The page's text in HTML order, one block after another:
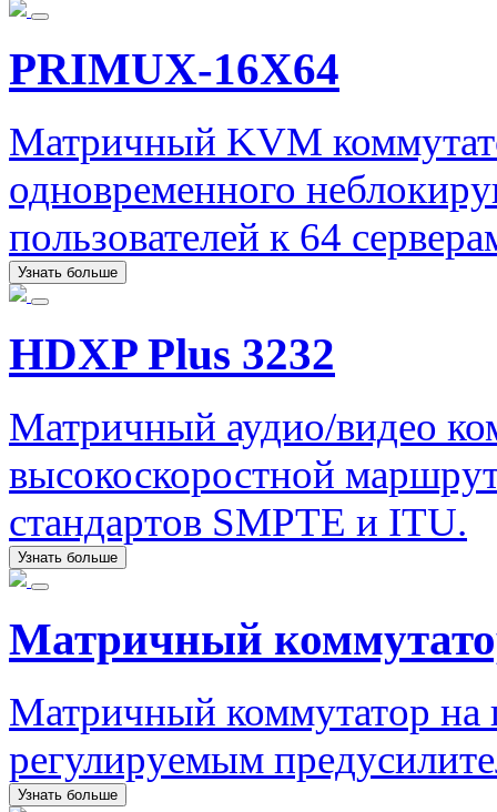
PRIMUX-16X64
Матричный KVM
одновременного
пользователей к 64
Узнать больше
HDXP Plus 3232
Матричный аудио/видео
высокоскоростной
стандартов SMPTE и ITU.
Узнать больше
Матричный
Матричный коммутатор на
регулируемым
Узнать больше